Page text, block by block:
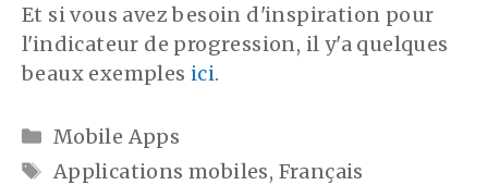
Et si vous avez besoin d'inspiration pour
l'indicateur de progression, il y'a quelques
beaux exemples ici.
Catégories
Mobile Apps
Étiquettes
Applications mobiles, Français